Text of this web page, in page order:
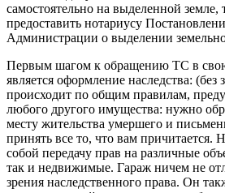
самостоятельно на выделенной земле,
предоставить нотариусу
Администрации о выделении
Первым шагом к обращению ТС в
является оформление наследства:
происходит по общим правилам,
любого другого имущества: нужно
месту жительства умершего и
принять все то, что вам причитается.
собой передачу прав на различные
так и недвижимые. Гараж ничем не
зрения наследственного права. Он